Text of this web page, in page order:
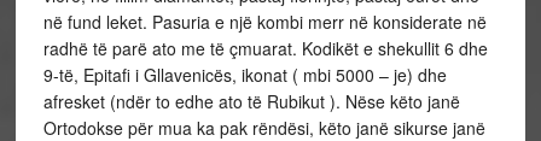
në fund leket. Pasuria e një kombi merr në konsiderate në
radhë të parë ato me të çmuarat. Kodikët e shekullit 6 dhe
9-të, Epitafi i Gllavenicës, ikonat ( mbi 5000 – je) dhe
afresket (ndër to edhe ato të Rubikut ). Nëse këto janë
Ortodokse për mua ka pak rëndësi, këto janë sikurse janë